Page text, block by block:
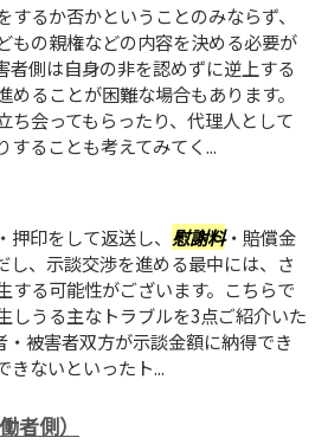
るか否かということのみならず、
もの親権などの内容を決める必要が
者側は自身の非を認めずに逆上する
ることが困難な場合もあります。
ち会ってもらったり、代理人として
することも考えてみてく...
印をして返送し、 慰謝料・賠償金
し、示談交渉を進める最中には、さ
する可能性がございます。こちらで
しうる主なトラブルを3点ご紹介いた
・被害者双方が示談金額に納得でき
きないといったト...
者側）